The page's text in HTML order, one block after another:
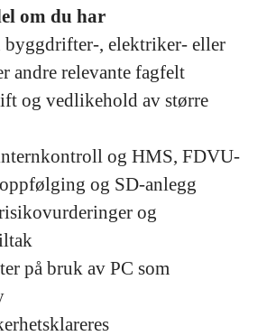
om du har
byggdrifter-, elektriker- eller
andre relevante fagfelt
og vedlikehold av større
og HMS, FDVU-
og SD-anlegg
og
på bruk av PC som